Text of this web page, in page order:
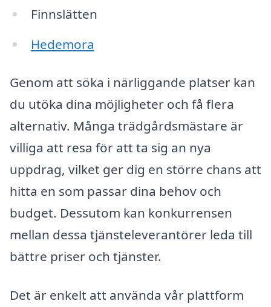
Finnslätten
Hedemora
Genom att söka i närliggande platser kan
du utöka dina möjligheter och få flera
alternativ. Många trädgårdsmästare är
villiga att resa för att ta sig an nya
uppdrag, vilket ger dig en större chans att
hitta en som passar dina behov och
budget. Dessutom kan konkurrensen
mellan dessa tjänsteleverantörer leda till
bättre priser och tjänster.
Det är enkelt att använda vår plattform